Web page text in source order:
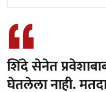
शिंदे सेनेत
घेतलेला नाही.